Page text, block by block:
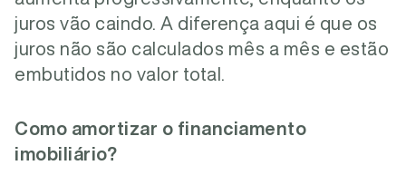
juros vão caindo. A diferença aqui é que os
juros não são calculados mês a mês e estão
embutidos no valor total.
Como amortizar o financiamento
imobiliário?